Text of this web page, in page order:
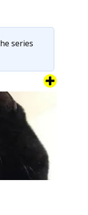
series
crois que l’année
De peur de vous
propres
pour mes
…
Continuer